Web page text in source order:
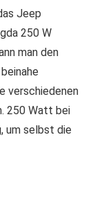
Jeep
250 W
man den
verschiedenen
250 Watt bei
um selbst die